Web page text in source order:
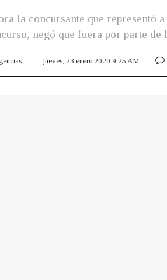
la concursante que representó
negó que fuera por parte
jueves, 23 enero 2020 9:25 AM